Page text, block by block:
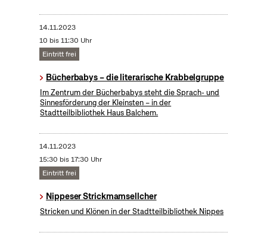
14.11.2023
10 bis 11:30 Uhr
Eintritt frei
Bücherbabys – die literarische Krabbelgruppe
Im Zentrum der Bücherbabys steht die Sprach- und
Sinnesförderung der Kleinsten – in der
Stadtteilbibliothek Haus Balchem.
14.11.2023
15:30 bis 17:30 Uhr
Eintritt frei
Nippeser Strickmamsellcher
Stricken und Klönen in der Stadtteilbibliothek Nippes